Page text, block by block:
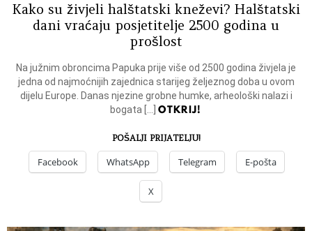
Kako su živjeli halštatski kneževi? Halštatski
dani vraćaju posjetitelje 2500 godina u
prošlost
Na južnim obroncima Papuka prije više od 2500 godina živjela je
jedna od najmoćnijih zajednica starijeg željeznog doba u ovom
dijelu Europe. Danas njezine grobne humke, arheološki nalazi i
bogata […]OTKRIJ!
POŠALJI PRIJATELJU!
Facebook WhatsApp Telegram E-pošta
X